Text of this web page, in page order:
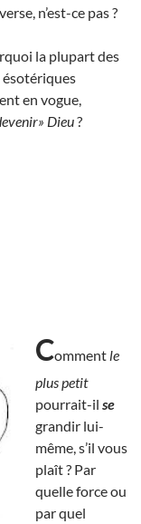
n’est-ce pas ?
la plupart des
en vogue,
Dieu?
Comment le
plus petit
pourrait-il se
grandir lui-
même, s’il vous
plaît ? Par
quelle force ou
par quel